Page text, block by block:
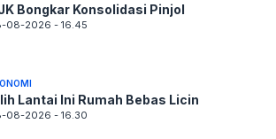
Bongkar Konsolidasi Pinjol
08-2026 - 16.45
Lantai Ini Rumah Bebas Licin
08-2026 - 16.30